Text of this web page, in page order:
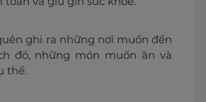
ghi ra những nơi muốn đến
đó, những món muốn ăn và
thể.